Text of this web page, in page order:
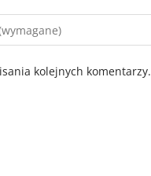
kolejnych komentarzy.